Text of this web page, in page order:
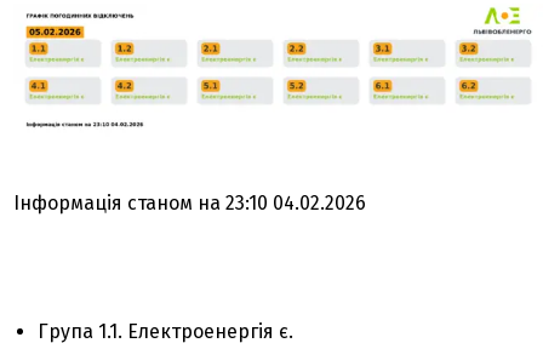
Інформація станом на 23:10 04.02.2026
Група 1.1. Електроенергія є.